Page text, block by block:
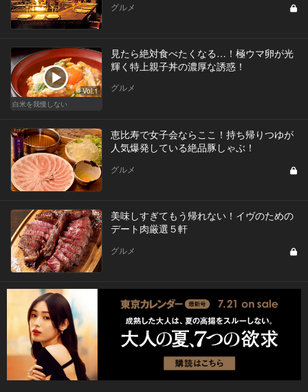
グルメ
Vol.1
白米を我慢しない
見たら絶対食べたくなる…！極ウマ卵が光
輝く特上親子丼の濃厚な誘惑！
グルメ
恵比寿で女子会ならここ！持ち帰りつゆが
人気爆発している絶品豚しゃぶ！
グルメ
美味しすぎてもう帰れない！イヴのための
デート肉厳選５軒
グルメ